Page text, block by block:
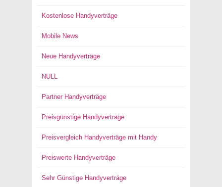
Kostenlose Handyverträge
Mobile News
Neue Handyverträge
NULL
Partner Handyverträge
Preisgünstige Handyverträge
Preisvergleich Handyverträge mit Handy
Preiswerte Handyverträge
Sehr Günstige Handyverträge